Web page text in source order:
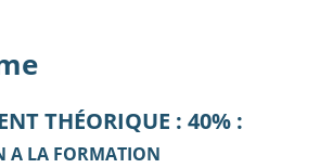
THÉORIQUE : 40% :
A LA FORMATION